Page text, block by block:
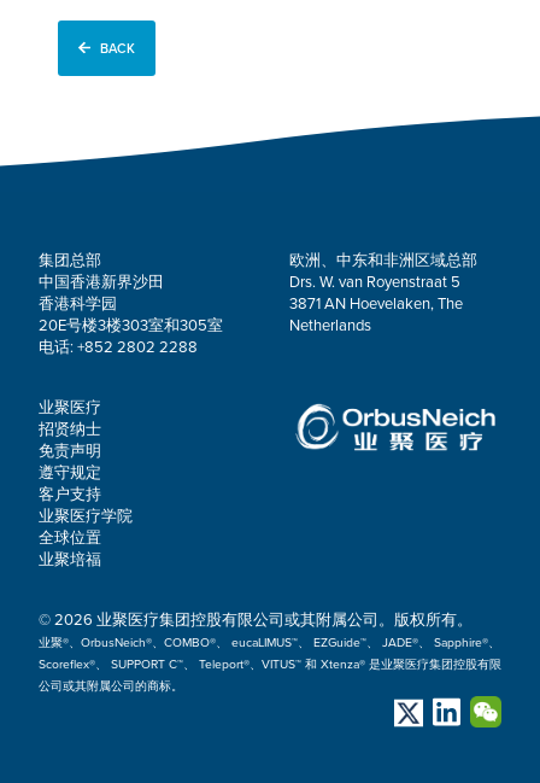
BACK
集团总部
中国香港新界沙田
香港科学园
20E号楼3楼303室和305室
电话: +852 2802 2288
欧洲、中东和非洲区域总部
Drs. W. van Royenstraat 5
3871 AN Hoevelaken, The
Netherlands
业聚医疗
招贤纳士
免责声明
遵守规定
客户支持
业聚医疗学院
全球位置
业聚培福
© 2026 业聚医疗集团控股有限公司或其附属公司。版权所有。
业聚®、OrbusNeich®、COMBO®、 eucaLIMUS™、 EZGuide™、 JADE®、 Sapphire®、
Scoreflex®、 SUPPORT C™、 Teleport®、VITUS™ 和 Xtenza® 是业聚医疗集团控股有限
公司或其附属公司的商标。